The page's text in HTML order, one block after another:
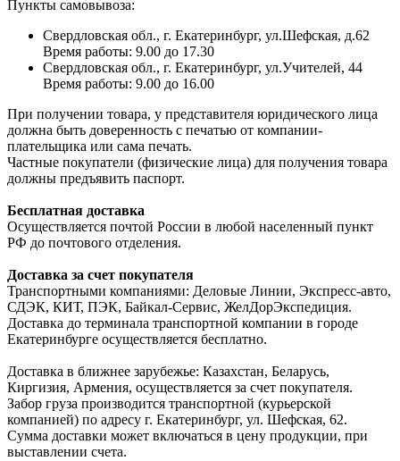
Пункты самовывоза:
Свердловская обл., г. Екатеринбург, ул.Шефская, д.62
Время работы: 9.00 до 17.30
Свердловская обл., г. Екатеринбург, ул.Учителей, 44
Время работы: 9.00 до 16.00
При получении товара, у представителя юридического лица
должна быть доверенность с печатью от компании-
плательщика или сама печать.
Частные покупатели (физические лица) для получения товара
должны предъявить паспорт.
Бесплатная доставка
Осуществляется почтой России в любой населенный пункт
РФ до почтового отделения.
Доставка за счет покупателя
Транспортными компаниями: Деловые Линии, Экспресс-авто,
СДЭК, КИТ, ПЭК, Байкал-Сервис, ЖелДорЭкспедиция.
Доставка до терминала транспортной компании в городе
Екатеринбурге осуществляется бесплатно.
Доставка в ближнее зарубежье: Казахстан, Беларусь,
Киргизия, Армения, осуществляется за счет покупателя.
Забор груза производится транспортной (курьерской
компанией) по адресу г. Екатеринбург, ул. Шефская, 62.
Сумма доставки может включаться в цену продукции, при
выставлении счета.